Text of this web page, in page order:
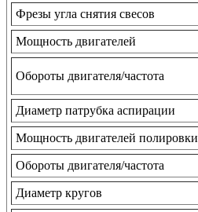
Фрезы угла снятия свесов
Мощность двигателей
Обороты двигателя/частота
Диаметр патрубка аспирации
Мощность двигателей полировки
Обороты двигателя/частота
Диаметр кругов